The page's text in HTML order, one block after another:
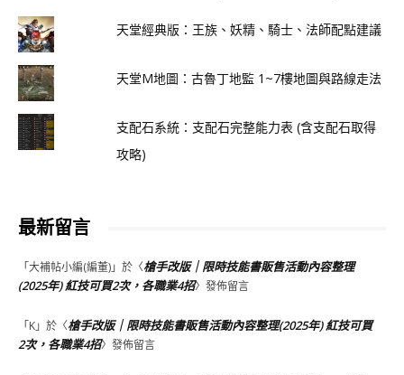
天堂經典版：王族、妖精、騎士、法師配點建議
天堂M地圖：古魯丁地監 1~7樓地圖與路線走法
支配石系統：支配石完整能力表 (含支配石取得
攻略)
最新留言
「大補帖小編(編董)」於〈槍手改版｜限時技能書販售活動內容整理
(2025年) 紅技可買2次，各職業4招〉發佈留言
「K」於〈槍手改版｜限時技能書販售活動內容整理(2025年) 紅技可買
2次，各職業4招〉發佈留言